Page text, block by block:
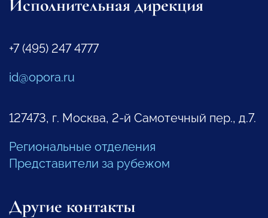
Исполнительная дирекция
+7 (495) 247 4777
id@opora.ru
127473, г. Москва, 2-й Самотечный пер., д.7.
Региональные отделения
Представители за рубежом
Другие контакты